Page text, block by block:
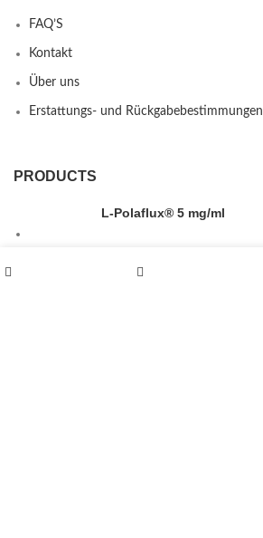
FAQ’S
Kontakt
Über uns
Erstattungs- und Rückgabebestimmungen
PRODUCTS
L-Polaflux® 5 mg/ml